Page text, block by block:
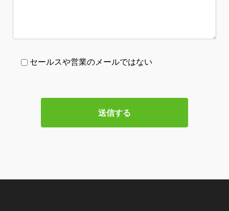
セールスや営業のメールではない